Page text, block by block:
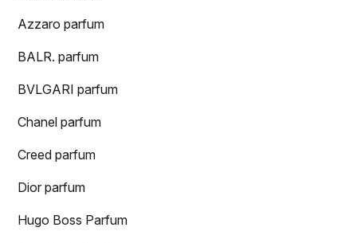
Azzaro parfum
BALR. parfum
BVLGARI parfum
Chanel parfum
Creed parfum
Dior parfum
Hugo Boss Parfum